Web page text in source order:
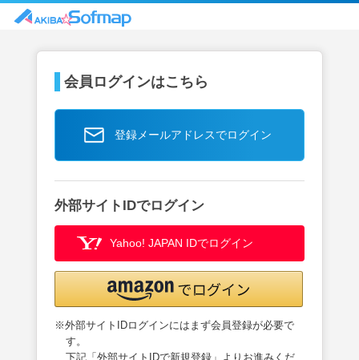
会員ログインはこちら
登録メールアドレスでログイン
外部サイトIDでログイン
Yahoo! JAPAN IDでログイン
※外部サイトIDログインにはまず会員登録が必要で
す。
下記「外部サイトIDで新規登録」よりお進みくだ